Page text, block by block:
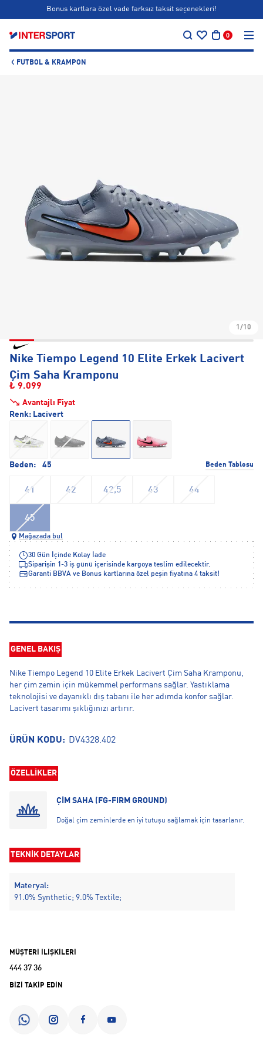
Bonus kartlara özel vade farksız taksit seçenekleri!
0
FUTBOL & KRAMPON
1/10
Nike Tiempo Legend 10 Elite Erkek Lacivert
Çim Saha Kramponu
₺ 9.099
Avantajlı Fiyat
Beden: 45 Beden Tablosu
41 42 42,5 43 44
45
Renk: Lacivert
Mağazada bul
30 Gün İçinde Kolay İade
Siparişin 1-3 iş günü içerisinde kargoya teslim edilecektir.
Garanti BBVA ve Bonus kartlarına özel peşin fiyatına 4 taksit!
GENEL BAKIŞ
Nike Tiempo Legend 10 Elite Erkek Lacivert Çim Saha Kramponu,
her çim zemin için mükemmel performans sağlar. Yastıklama
teknolojisi ve dayanıklı dış tabanı ile her adımda konfor sağlar.
Lacivert tasarımı şıklığınızı artırır.
ÜRÜN KODU: DV4328.402
ÖZELLİKLER
ÇİM SAHA (FG-FIRM GROUND)
Doğal çim zeminlerde en iyi tutuşu sağlamak için tasarlanır.
TEKNİK DETAYLAR
Materyal:
91.0% Synthetic; 9.0% Textile;
MÜŞTERİ İLİŞKİLERİ
444 37 36
BİZİ TAKİP EDİN